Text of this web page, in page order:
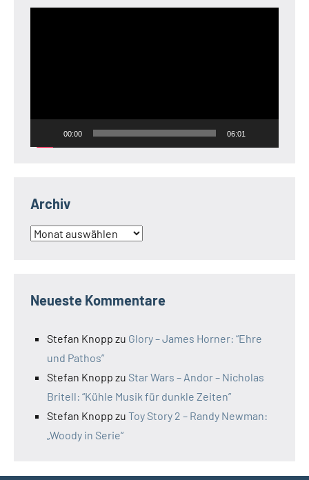
00:00 06:01
Archiv
Archiv
Neueste Kommentare
Stefan Knopp zu Glory – James Horner: “Ehre
und Pathos”
Stefan Knopp zu Star Wars – Andor – Nicholas
Britell: “Kühle Musik für dunkle Zeiten”
Stefan Knopp zu Toy Story 2 – Randy Newman:
„Woody in Serie“